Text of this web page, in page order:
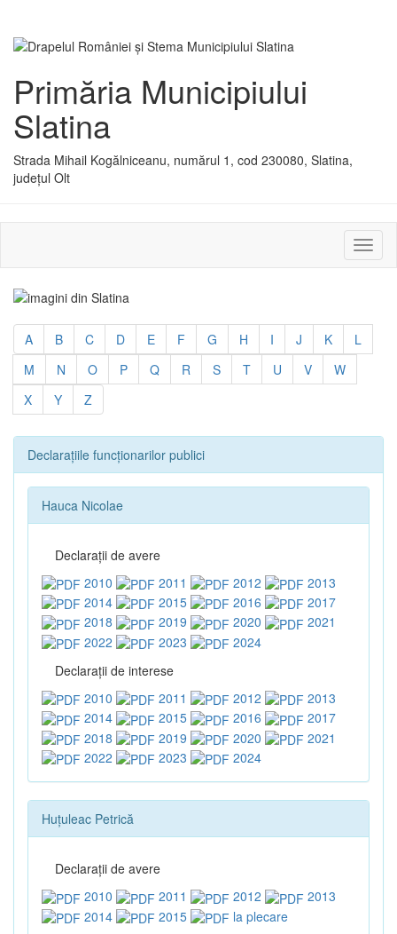
Primăria Municipiului
Slatina
Strada Mihail Kogălniceanu, numărul 1, cod 230080, Slatina,
județul Olt
sau
A B C D E F G H I J K
L
M
N O P Q R S T U V
W
X
Y Z
Declarațiile funcționarilor publici
Hauca Nicolae
Declaraţii de avere
2010
2011 2012
2013
2014
2015 2016
2017
2018
2019 2020
2021
2022
2023
2024
Declaraţii de interese
2010
2011 2012
2013
2014
2015 2016
2017
2018
2019 2020
2021
2022
2023 2024
Huţuleac Petrică
Declaraţii de avere
2010
2011 2012
2013
2014
2015
la plecare